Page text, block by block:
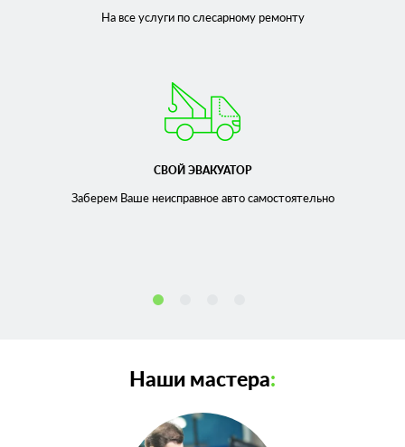
На все услуги по слесарномуремонту
СВОЙ ЭВАКУАТОР
Заберем Ваше неисправноеавто самостоятельно
Наши мастера: